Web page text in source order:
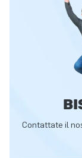
Contattate il